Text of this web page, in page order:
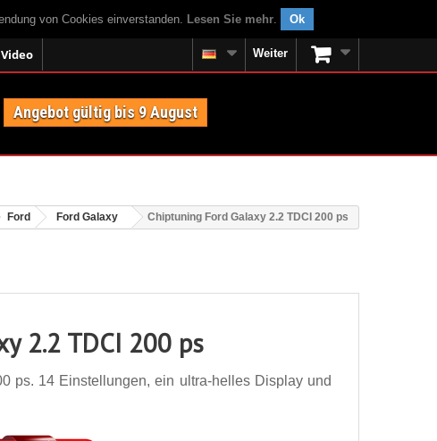
von Cookies einverstanden. Lesen Sie mehr. Ok
Video Weiter
Angebot gültig bis 9 August
Ford Ford Galaxy Chiptuning Ford Galaxy 2.2 TDCI 200 ps
2.2 TDCI 200 ps
ps. 14 Einstellungen, ein ultra-helles Display und